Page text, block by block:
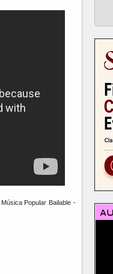
Popular Bailable -